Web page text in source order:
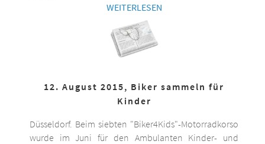
WEITERLESEN
12. August 2015, Biker sammeln für
Kinder
Düsseldorf. Beim siebten "Biker4Kids"-Motorradkorso
wurde im Juni für den Ambulanten Kinder- und